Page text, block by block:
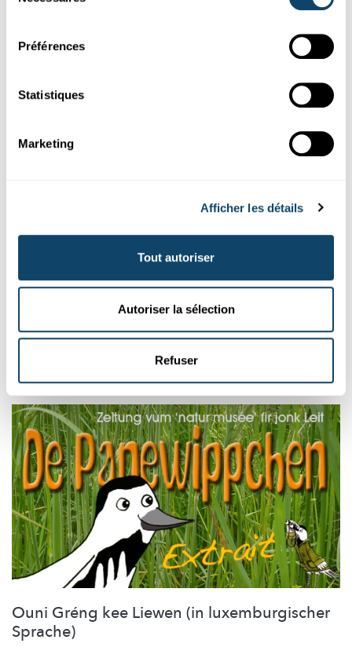
Préférences
Statistiques
Marketing
Afficher les détails
Tout autoriser
Autoriser la sélection
Refuser
Article sur les ancêtres des oiseaux.
En Trëppeltuer duerch den Naturbësch
Pëttenerbësch (en langue luxembourgeoise)
Découvre la forêtPëttenerbësch.
Ouni Gréng kee Liewen (in luxemburgischer
Sprache)